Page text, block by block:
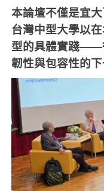
本論壇不僅是宜
台灣中型大學以
型的具體實踐——
韌性與包容性的下